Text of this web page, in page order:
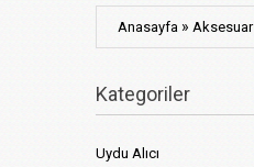
Anasayfa » Aksesuar
Kategoriler
Uydu Alıcı